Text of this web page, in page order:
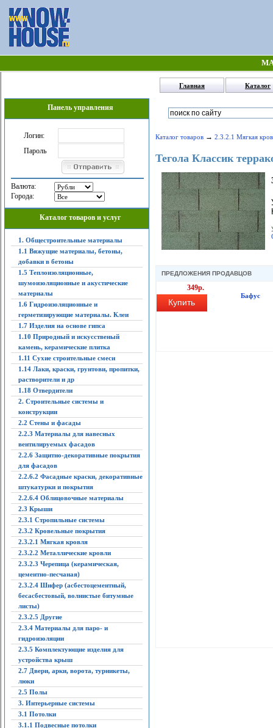
Главная Каталог
Панель управления
Логин:
Пароль
Валюта:
Города:
Каталог товаров и услуг
1. Общестроительные материалы
1.1 Вяжущие материалы, бетоны,
добавки в бетоны
1.5 Теплоизоляционные,
шумоизоляционные и акустические
материалы
1.6 Гидроизоляционные и
герметизирующие материалы. Клеи
1.7 Изделия на основе гипса
1.10 Природный и искусственый
камень, керамические плитка
1.11 Сухие строительные смеси
1.14 Лаки, краски, грунтови, пропитки,
растворители и др
1.18 Отвердители
2. Строительные системы и
конструкции
2.2 Стены и фасады
2.2.3 Материалы для навесных
вентилируемых фасадов
2.2.6 Защитно-декоративные покрытия
для фасадов
2.2.6.2 Фасадные краски, декоративные
штукатурки и покрытия
2.2.6.4 Облицовочные материалы
2.3 Крыши
2.3.1 Стропильные системы
2.3.2 Кровельные покрытия
2.3.2.1 Мягкая кровля
2.3.2.2 Металлические кровли
2.3.2.3 Черепица (керамическая,
цементно-песчаная)
2.3.2.4 Шифер (асбестоцементный,
бесасбестовый, волнистые битумные
листы)
2.3.2.5 Другие
2.3.4 Материалы для паро- и
гидроизоляции
2.3.5 Комплектующие изделия для
устройства крыш
2.7 Двери, арки, ворота, турникеты,
люки
2.5 Полы
3. Интерьерные системы
3.1 Потолки
3.1.1 Подвесные потолки
Каталог товаров→ 2.3.2.1 Мягкая
Тегола Классик
ПРЕДЛОЖЕНИЯ ПРОДАВЦОВ
349р.
Купить
Бафус